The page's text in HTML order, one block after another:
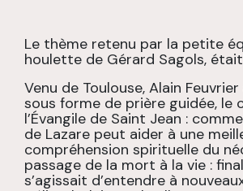
Le thème retenu par la petite
houlette de Gérard Sagols, était
Venu de Toulouse, Alain
sous forme de prière guidée, le
l’Évangile de Saint Jean :
de Lazare peut aider à une
compréhension spirituelle du
passage de la mort à la vie :
s’agissait d’entendre à